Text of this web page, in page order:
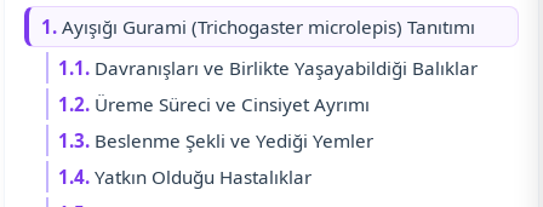
1. Ayışığı Gurami (Trichogaster microlepis) Tanıtımı
1.1. Davranışları ve Birlikte Yaşayabildiği Balıklar
1.2. Üreme Süreci ve Cinsiyet Ayrımı
1.3. Beslenme Şekli ve Yediği Yemler
1.4. Yatkın Olduğu Hastalıklar